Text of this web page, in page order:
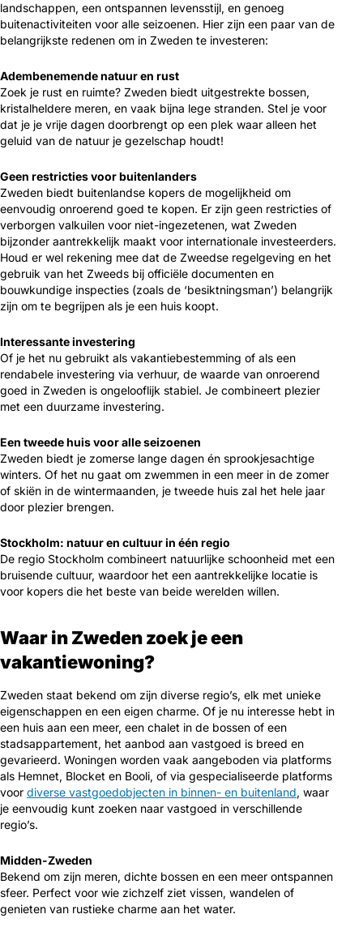
landschappen, een ontspannen levensstijl, en genoeg
buitenactiviteiten voor alle seizoenen. Hier zijn een paar van de
belangrijkste redenen om in Zweden te investeren:
Adembenemende natuur en rust
Zoek je rust en ruimte? Zweden biedt uitgestrekte bossen,
kristalheldere meren, en vaak bijna lege stranden. Stel je voor
dat je je vrije dagen doorbrengt op een plek waar alleen het
geluid van de natuur je gezelschap houdt!
Geen restricties voor buitenlanders
Zweden biedt buitenlandse kopers de mogelijkheid om
eenvoudig onroerend goed te kopen. Er zijn geen restricties of
verborgen valkuilen voor niet-ingezetenen, wat Zweden
bijzonder aantrekkelijk maakt voor internationale investeerders.
Houd er wel rekening mee dat de Zweedse regelgeving en het
gebruik van het Zweeds bij officiële documenten en
bouwkundige inspecties (zoals de ‘besiktningsman’) belangrijk
zijn om te begrijpen als je een huis koopt.
Interessante investering
Of je het nu gebruikt als vakantiebestemming of als een
rendabele investering via verhuur, de waarde van onroerend
goed in Zweden is ongelooflijk stabiel. Je combineert plezier
met een duurzame investering.
Een tweede huis voor alle seizoenen
Zweden biedt je zomerse lange dagen én sprookjesachtige
winters. Of het nu gaat om zwemmen in een meer in de zomer
of skiën in de wintermaanden, je tweede huis zal het hele jaar
door plezier brengen.
Stockholm: natuur en cultuur in één regio
De regio Stockholm combineert natuurlijke schoonheid met een
bruisende cultuur, waardoor het een aantrekkelijke locatie is
voor kopers die het beste van beide werelden willen.
Waar in Zweden zoek je een
vakantiewoning?
Zweden staat bekend om zijn diverse regio’s, elk met unieke
eigenschappen en een eigen charme. Of je nu interesse hebt in
een huis aan een meer, een chalet in de bossen of een
stadsappartement, het aanbod aan vastgoed is breed en
gevarieerd. Woningen worden vaak aangeboden via platforms
als Hemnet, Blocket en Booli, of via gespecialiseerde platforms
voor diverse vastgoedobjecten in binnen- en buitenland, waar
je eenvoudig kunt zoeken naar vastgoed in verschillende
regio’s.
Midden-Zweden
Bekend om zijn meren, dichte bossen en een meer ontspannen
sfeer. Perfect voor wie zichzelf ziet vissen, wandelen of
genieten van rustieke charme aan het water.